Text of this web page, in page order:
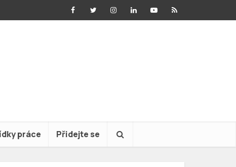
práce Přidejte se